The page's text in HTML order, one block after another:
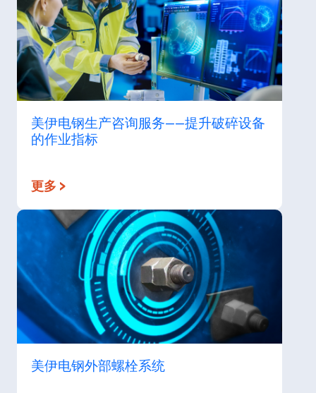
美伊电钢生产咨询服务——提升破碎设备
的作业指标
更多 >
美伊电钢外部螺栓系统